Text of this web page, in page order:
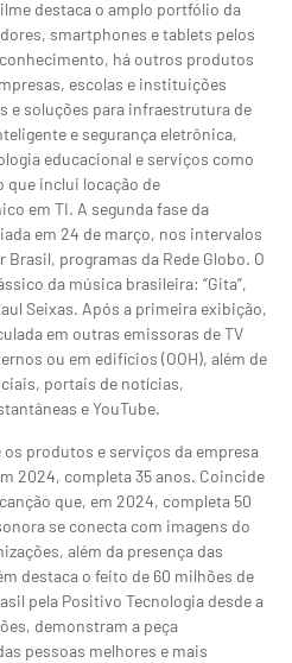
destaca o amplo portfólio da
smartphones e tablets pelos
há outros produtos
escolas e instituições
e soluções para infraestrutura de
e segurança eletrônica,
educacional e serviços como
que inclui locação de
em TI. A segunda fase da
em 24 de março, nos intervalos
programas da Rede Globo. O
da música brasileira: “Gita”,
Seixas. Após a primeira exibição,
em outras emissoras de TV
ou em edifícios (OOH), além de
portais de notícias,
e YouTube.
os produtos e serviços da empresa
2024, completa 35 anos. Coincide
que, em 2024, completa 50
se conecta com imagens do
além da presença das
destaca o feito de 60 milhões de
pela Positivo Tecnologia desde a
demonstram a peça
pessoas melhores e mais